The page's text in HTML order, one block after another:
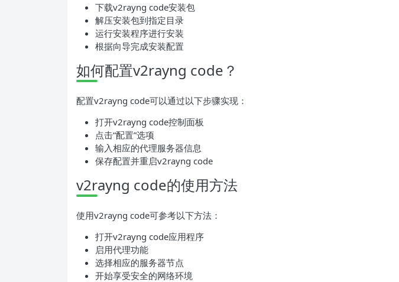
下载v2rayng code安装包
解压安装包到指定目录
运行安装程序进行安装
根据向导完成安装配置
如何配置v2rayng code？
配置v2rayng code可以通过以下步骤实现：
打开v2rayng code控制面板
点击“配置”选项
输入相应的代理服务器信息
保存配置并重启v2rayng code
v2rayng code的使用方法
使用v2rayng code可参考以下方法：
打开v2rayng code应用程序
启用代理功能
选择相应的服务器节点
开始享受安全的网络环境